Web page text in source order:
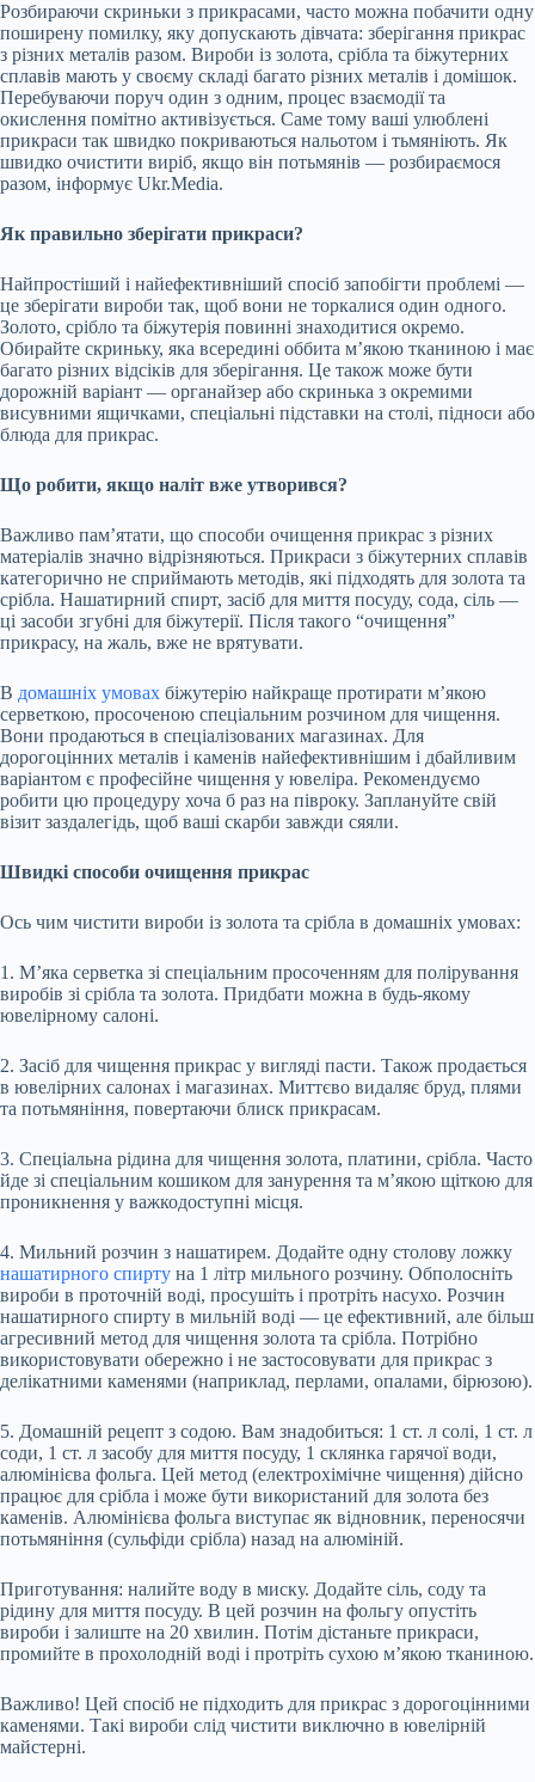
Розбираючи скриньки з прикрасами, часто можна побачити одну
поширену помилку, яку допускають дівчата: зберігання прикрас
з різних металів разом. Вироби із золота, срібла та біжутерних
сплавів мають у своєму складі багато різних металів і домішок.
Перебуваючи поруч один з одним, процес взаємодії та
окислення помітно активізується. Саме тому ваші улюблені
прикраси так швидко покриваються нальотом і тьмяніють. Як
швидко очистити виріб, якщо він потьмянів — розбираємося
разом, інформує Ukr.Media.
Як правильно зберігати прикраси?
Найпростіший і найефективніший спосіб запобігти проблемі —
це зберігати вироби так, щоб вони не торкалися один одного.
Золото, срібло та біжутерія повинні знаходитися окремо.
Обирайте скриньку, яка всередині оббита м’якою тканиною і має
багато різних відсіків для зберігання. Це також може бути
дорожній варіант — органайзер або скринька з окремими
висувними ящичками, спеціальні підставки на столі, підноси або
блюда для прикрас.
Що робити, якщо наліт вже утворився?
Важливо пам’ятати, що способи очищення прикрас з різних
матеріалів значно відрізняються. Прикраси з біжутерних сплавів
категорично не сприймають методів, які підходять для золота та
срібла. Нашатирний спирт, засіб для миття посуду, сода, сіль —
ці засоби згубні для біжутерії. Після такого “очищення”
прикрасу, на жаль, вже не врятувати.
В домашніх умовах біжутерію найкраще протирати м’якою
серветкою, просоченою спеціальним розчином для чищення.
Вони продаються в спеціалізованих магазинах. Для
дорогоцінних металів і каменів найефективнішим і дбайливим
варіантом є професійне чищення у ювеліра. Рекомендуємо
робити цю процедуру хоча б раз на півроку. Заплануйте свій
візит заздалегідь, щоб ваші скарби завжди сяяли.
Швидкі способи очищення прикрас
Ось чим чистити вироби із золота та срібла в домашніх умовах:
1. М’яка серветка зі спеціальним просоченням для полірування
виробів зі срібла та золота. Придбати можна в будь-якому
ювелірному салоні.
2. Засіб для чищення прикрас у вигляді пасти. Також продається
в ювелірних салонах і магазинах. Миттєво видаляє бруд, плями
та потьмяніння, повертаючи блиск прикрасам.
3. Спеціальна рідина для чищення золота, платини, срібла. Часто
йде зі спеціальним кошиком для занурення та м’якою щіткою для
проникнення у важкодоступні місця.
4. Мильний розчин з нашатирем. Додайте одну столову ложку
нашатирного спирту на 1 літр мильного розчину. Обполосніть
вироби в проточній воді, просушіть і протріть насухо. Розчин
нашатирного спирту в мильній воді — це ефективний, але більш
агресивний метод для чищення золота та срібла. Потрібно
використовувати обережно і не застосовувати для прикрас з
делікатними каменями (наприклад, перлами, опалами, бірюзою).
5. Домашній рецепт з содою. Вам знадобиться: 1 ст. л солі, 1 ст. л
соди, 1 ст. л засобу для миття посуду, 1 склянка гарячої води,
алюмінієва фольга. Цей метод (електрохімічне чищення) дійсно
працює для срібла і може бути використаний для золота без
каменів. Алюмінієва фольга виступає як відновник, переносячи
потьмяніння (сульфіди срібла) назад на алюміній.
Приготування: налийте воду в миску. Додайте сіль, соду та
рідину для миття посуду. В цей розчин на фольгу опустіть
вироби і залиште на 20 хвилин. Потім дістаньте прикраси,
промийте в прохолодній воді і протріть сухою м’якою тканиною.
Важливо! Цей спосіб не підходить для прикрас з дорогоцінними
каменями. Такі вироби слід чистити виключно в ювелірній
майстерні.